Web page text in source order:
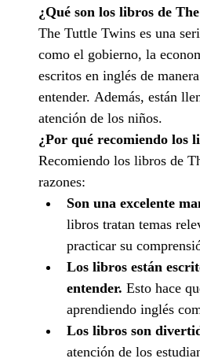
¿Qué son los libros de
The Tuttle Twins es una
como el gobierno, la
escritos en inglés de
entender. Además, están
atención de los niños.
¿Por qué recomiendo los
Recomiendo los libros de
razones:
Son una excelente
libros tratan temas
practicar su
Los libros están
entender. Esto hace
aprendiendo inglés
Los libros son
atención de los